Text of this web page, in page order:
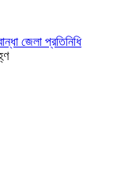
জেলা প্রতিনিধি